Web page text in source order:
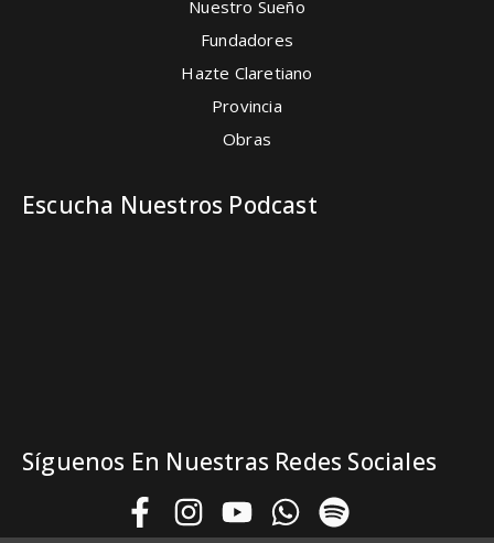
Nuestro Sueño
Fundadores
Hazte Claretiano
Provincia
Obras
Escucha Nuestros Podcast
Síguenos En Nuestras Redes Sociales